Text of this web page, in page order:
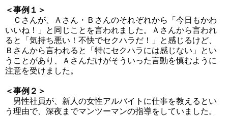
＜事例 １＞
Ｃさんが、Ａさん・Ｂさんのそれぞれから「今日もかわ
いいね！」と同じことを言われました。Ａさんから言われ
ると「気持ち悪い！不快でセクハラだ！」と感じるけど、
Ｂさんから言われると「特にセクハラには感じない」とい
うことがあり、Ａさんだけがそういった言動を慎むように
注意を受けました。
＜事例２＞
男性社員が、新人の女性アルバイトに仕事を教えるとい
う理由で、深夜までマンツーマンの指導をしていました。